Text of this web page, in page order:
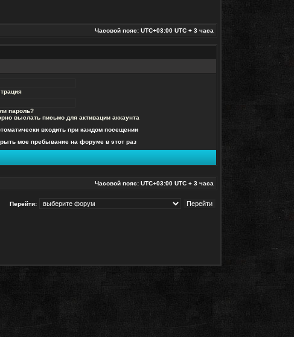
Часовой пояс: UTC+03:00 UTC + 3 часа
пароль?
выслать письмо для активации аккаунта
входить при каждом посещении
мое пребывание на форуме в этот раз
Часовой пояс: UTC+03:00 UTC + 3 часа
Перейти: